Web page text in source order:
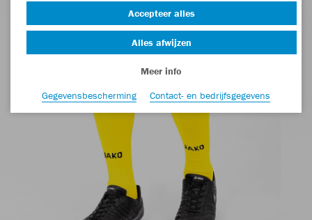
Accepteer alles
Alles afwijzen
Meer info
Gegevensbescherming
Contact- en bedrijfsgegevens